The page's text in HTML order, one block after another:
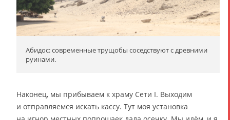
Абидос: современные трущобы соседствуют с древними
руинами.
Наконец, мы прибываем к храму Сети I. Выходим
и отправляемся искать кассу. Тут моя установка